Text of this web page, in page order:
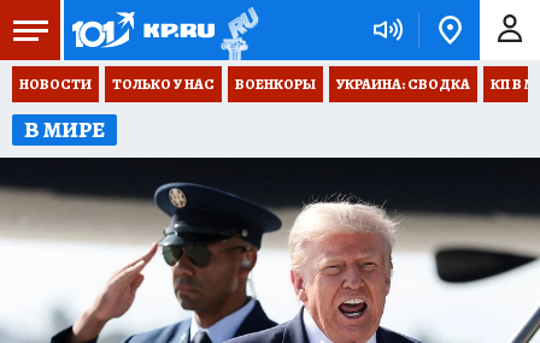
НОВОСТИ ТОЛЬКО У НАС ВОЕНКОРЫ УКРАИНА: СВОДКА КП В
В МИРЕ